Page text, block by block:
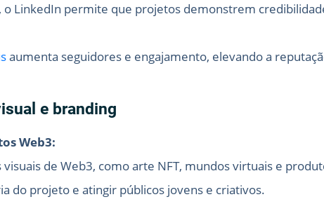
LinkedIn permite que projetos demonstrem
aumenta seguidores e engajamento, elevando a
e branding
Web3:
de Web3, como arte NFT, mundos virtuais e
do projeto e atingir públicos jovens e criativos.